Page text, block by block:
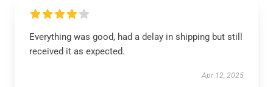
Everything was good, had a delay in shipping but still
received it as expected.
Apr 12, 2025